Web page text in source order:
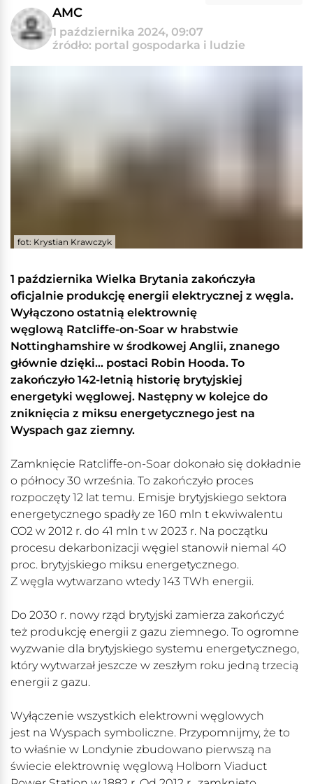
AMC
1 października 2024, 09:07
źródło: portal gospodarka i ludzie
fot: Krystian Krawczyk
1 października Wielka Brytania zakończyła
oficjalnie produkcję energii elektrycznej z węgla.
Wyłączono ostatnią elektrownię
węglową Ratcliffe-on-Soar w hrabstwie
Nottinghamshire w środkowej Anglii, znanego
głównie dzięki... postaci Robin Hooda. To
zakończyło 142-letnią historię brytyjskiej
energetyki węglowej. Następny w kolejce do
zniknięcia z miksu energetycznego jest na
Wyspach gaz ziemny.
Zamknięcie Ratcliffe-on-Soar dokonało się dokładnie
o północy 30 września. To zakończyło proces
rozpoczęty 12 lat temu. Emisje brytyjskiego sektora
energetycznego spadły ze 160 mln t ekwiwalentu
CO2 w 2012 r. do 41 mln t w 2023 r. Na początku
procesu dekarbonizacji węgiel stanowił niemal 40
proc. brytyjskiego miksu energetycznego.
Z węgla wytwarzano wtedy 143 TWh energii.
Do 2030 r. nowy rząd brytyjski zamierza zakończyć
też produkcję energii z gazu ziemnego. To ogromne
wyzwanie dla brytyjskiego systemu energetycznego,
który wytwarzał jeszcze w zeszłym roku jedną trzecią
energii z gazu.
Wyłączenie wszystkich elektrowni węglowych
jest na Wyspach symboliczne. Przypomnijmy, że to
to właśnie w Londynie zbudowano pierwszą na
świecie elektrownię węglową Holborn Viaduct